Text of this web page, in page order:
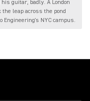
guitar, badly. A London
leap across the pond
Engineering's NYC campus.